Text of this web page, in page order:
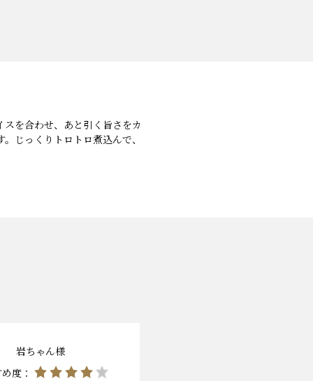
を合わせ、あと引く旨さをカ
じっくりトロトロ煮込んで、
岩ちゃん様
め度：